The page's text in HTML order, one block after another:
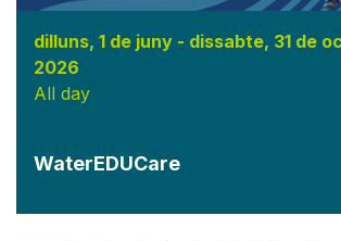
dilluns, 1 de juny - dissabte, 31 de
2026
All day
WaterEDUCare